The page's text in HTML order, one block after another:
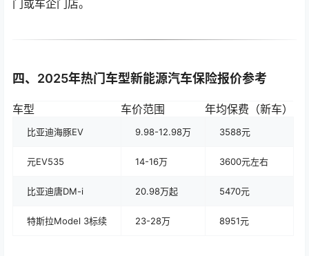
门或车企门店。
四、2025年热门车型新能源汽车保险报价参考
车型 车价范围 年均保费（新车）
比亚迪海豚EV 9.98-12.98万 3588元
元EV535 14-16万 3600元左右
比亚迪唐DM-i 20.98万起 5470元
特斯拉Model 3标续 23-28万 8951元